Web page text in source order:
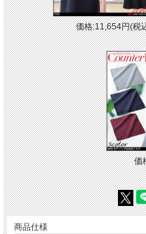
価格:11,654円(税
価
商品仕様